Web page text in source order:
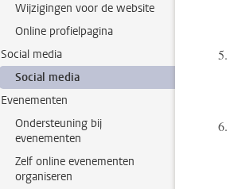
Wijzigingen voor de website
Online profielpagina
Social media
Social media
Evenementen
Ondersteuning bij
evenementen
Zelf online evenementen
organiseren